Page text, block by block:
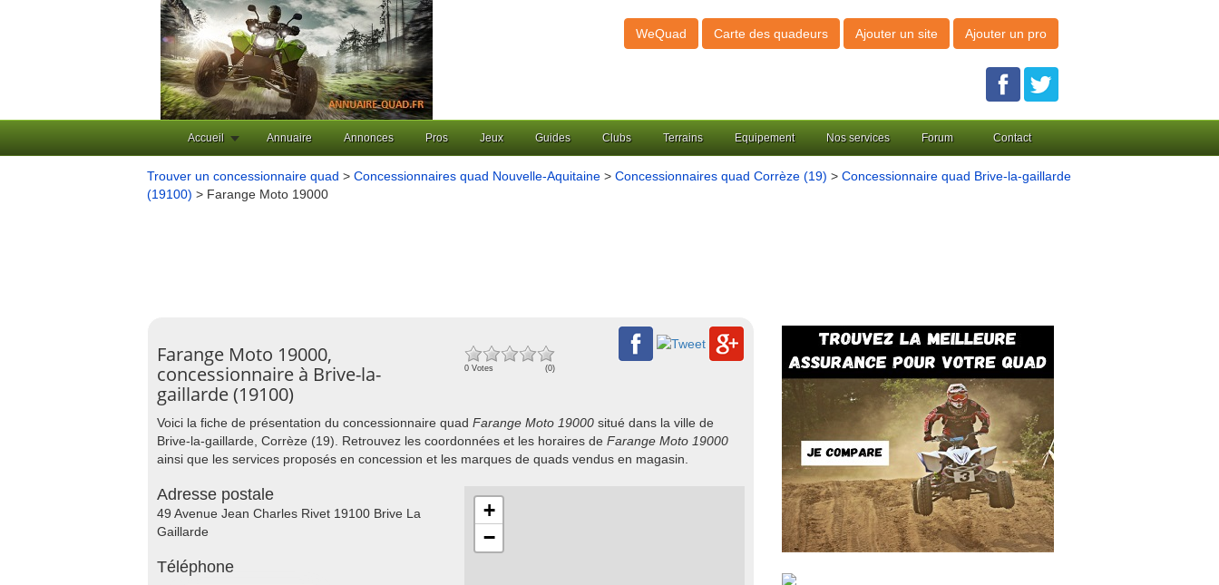
WeQuad Carte des quadeurs Ajouter un site Ajouter un pro
Accueil Annuaire Annonces Pros Jeux Guides Clubs Terrains Equipement Nos services Forum Contact
Trouver un concessionnaire quad > Concessionnaires quad Nouvelle-Aquitaine > Concessionnaires quad Corrèze (19) > Concessionnaire quad Brive-la-gaillarde
(19100) > Farange Moto 19000
Farange Moto 19000,
concessionnaire à Brive-la-
gaillarde (19100)
0 Votes (0)
Voici la fiche de présentation du concessionnaire quad Farange Moto 19000 situé dans la ville de
Brive-la-gaillarde, Corrèze (19). Retrouvez les coordonnées et les horaires de Farange Moto 19000
ainsi que les services proposés en concession et les marques de quads vendus en magasin.
Adresse postale
49 Avenue Jean Charles Rivet 19100 Brive La
Gaillarde
Téléphone
+
−